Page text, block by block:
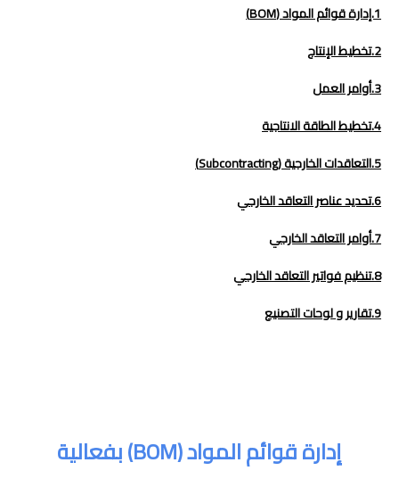
1.إدارة قوائم المواد (BOM)
2.تخطيط الإنتاج
3.أوامر العمل
4.تخطيط الطاقة الانتاجية
5.التعاقدات الخارجية (Subcontracting)
6.تحديد عناصر التعاقد الخارجي
7.أوامر التعاقد الخارجي
8.تنظيم فواتير التعاقد الخارجي
9.تقارير و لوحات التصنيع
إدارة قوائم المواد (BOM) بفعالية